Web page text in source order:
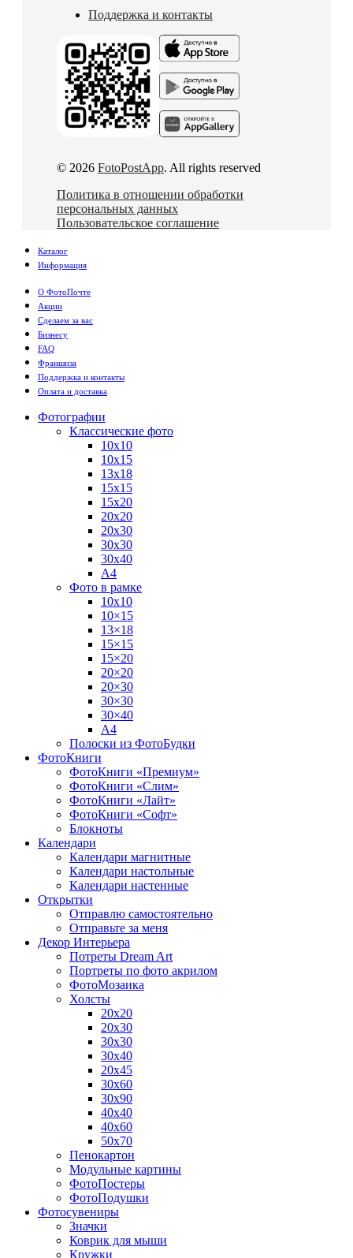
Поддержка и контакты
© 2026 FotoPostApp. All rights reserved
Политика в отношении обработки
персональных данных
Пользовательское соглашение
Каталог
Информация
О ФотоПочте
Акции
Сделаем за вас
Бизнесу
FAQ
Франшиза
Поддержка и контакты
Оплата и доставка
Фотографии
Классические фото
10х10
10х15
13х18
15х15
15х20
20х20
20х30
30х30
30х40
А4
Фото в рамке
10х10
10×15
13×18
15×15
15×20
20×20
20×30
30×30
30×40
A4
Полоски из ФотоБудки
ФотоКниги
ФотоКниги «Премиум»
ФотоКниги «Слим»
ФотоКниги «Лайт»
ФотоКниги «Софт»
Блокноты
Календари
Календари магнитные
Календари настольные
Календари настенные
Открытки
Отправлю самостоятельно
Отправьте за меня
Декор Интерьера
Потреты Dream Art
Портреты по фото акрилом
ФотоМозаика
Холсты
20х20
20х30
30х30
30х40
20х45
30х60
30х90
40х40
40х60
50х70
Пенокартон
Модульные картины
ФотоПостеры
ФотоПодушки
Фотоcувениры
Значки
Коврик для мыши
Кружки